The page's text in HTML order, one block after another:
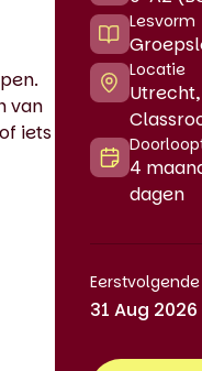
van
iets
Lesvorm
Locatie
4
dagen
31 Aug 2026